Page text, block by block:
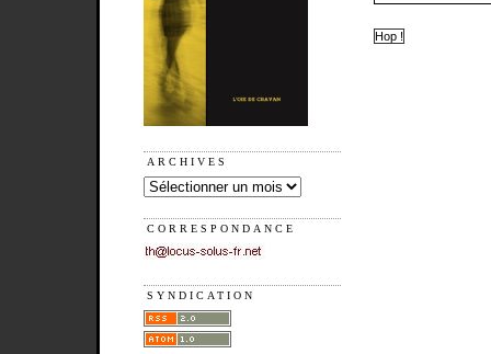
ARCHIVES
CORRESPONDANCE
SYNDICATION